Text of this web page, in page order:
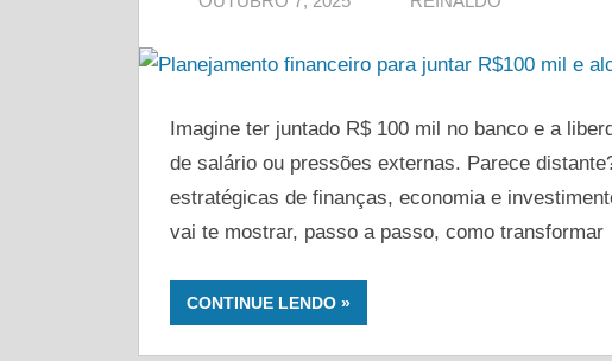
Imagine ter juntado R$ 100 mil no banco e a
de salário ou pressões externas. Parece
estratégicas de finanças, economia e
vai te mostrar, passo a passo, como transformar
CONTINUE LENDO